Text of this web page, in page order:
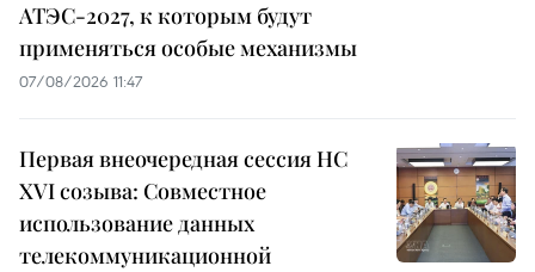
АТЭС-2027, к которым будут
применяться особые механизмы
07/08/2026 11:47
Первая внеочередная сессия НС
XVI созыва: Совместное
использование данных
телекоммуникационной